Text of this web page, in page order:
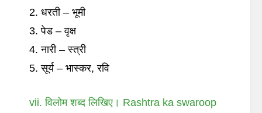
2. धरती – भूमी
3. पेड – वृक्ष
4. नारी – स्त्री
5. सूर्य – भास्कर, रवि
vii. विलोम शब्द लिखिए। Rashtra ka swaroop